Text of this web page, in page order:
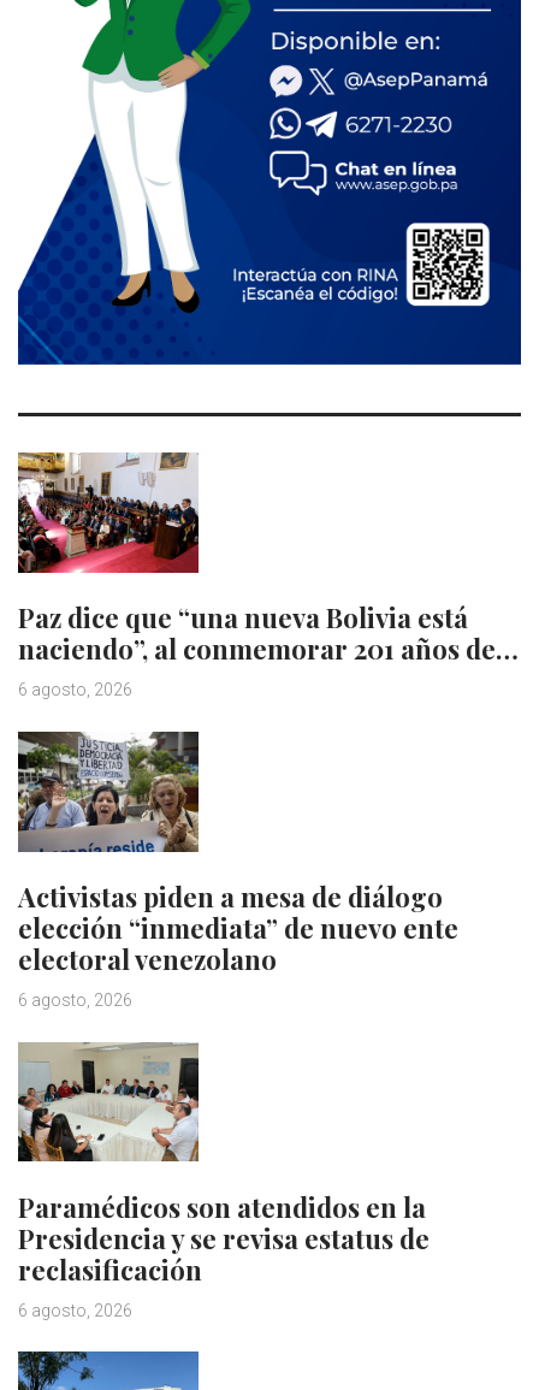
Paz dice que “una nueva Bolivia está
naciendo”, al conmemorar 201 años de…
6 agosto, 2026
Activistas piden a mesa de diálogo
elección “inmediata” de nuevo ente
electoral venezolano
6 agosto, 2026
Paramédicos son atendidos en la
Presidencia y se revisa estatus de
reclasificación
6 agosto, 2026